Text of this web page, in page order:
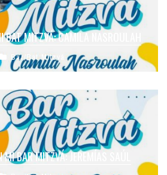
BAT MITZVÁ: CAMILA NASROULAH
Bar/Bat Mitzvá
MI BAR MITZVÁ: JEREMÍAS SAÚL